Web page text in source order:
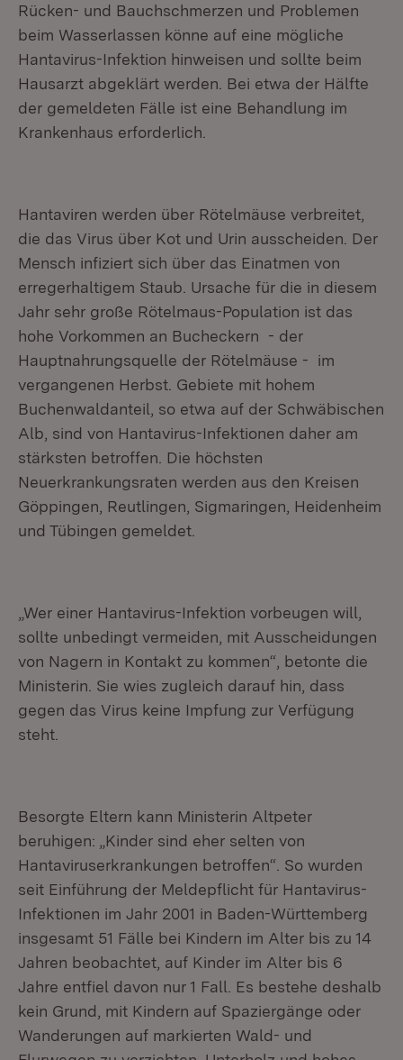
Rücken- und Bauchschmerzen und Problemen
beim Wasserlassen könne auf eine mögliche
Hantavirus-Infektion hinweisen und sollte beim
Hausarzt abgeklärt werden. Bei etwa der Hälfte
der gemeldeten Fälle ist eine Behandlung im
Krankenhaus erforderlich.
Hantaviren werden über Rötelmäuse verbreitet,
die das Virus über Kot und Urin ausscheiden. Der
Mensch infiziert sich über das Einatmen von
erregerhaltigem Staub. Ursache für die in diesem
Jahr sehr große Rötelmaus-Population ist das
hohe Vorkommen an Bucheckern - der
Hauptnahrungsquelle der Rötelmäuse - im
vergangenen Herbst. Gebiete mit hohem
Buchenwaldanteil, so etwa auf der Schwäbischen
Alb, sind von Hantavirus-Infektionen daher am
stärksten betroffen. Die höchsten
Neuerkrankungsraten werden aus den Kreisen
Göppingen, Reutlingen, Sigmaringen, Heidenheim
und Tübingen gemeldet.
„Wer einer Hantavirus-Infektion vorbeugen will,
sollte unbedingt vermeiden, mit Ausscheidungen
von Nagern in Kontakt zu kommen“, betonte die
Ministerin. Sie wies zugleich darauf hin, dass
gegen das Virus keine Impfung zur Verfügung
steht.
Besorgte Eltern kann Ministerin Altpeter
beruhigen: „Kinder sind eher selten von
Hantaviruserkrankungen betroffen“. So wurden
seit Einführung der Meldepflicht für Hantavirus-
Infektionen im Jahr 2001 in Baden-Württemberg
insgesamt 51 Fälle bei Kindern im Alter bis zu 14
Jahren beobachtet, auf Kinder im Alter bis 6
Jahre entfiel davon nur 1 Fall. Es bestehe deshalb
kein Grund, mit Kindern auf Spaziergänge oder
Wanderungen auf markierten Wald- und